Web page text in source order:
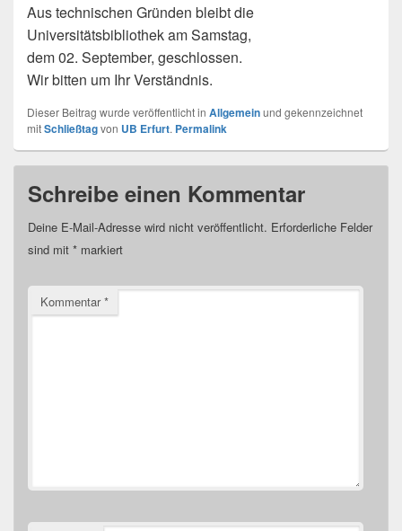
Aus technischen Gründen bleibt die
Universitätsbibliothek am Samstag,
dem 02. September, geschlossen.
Wir bitten um Ihr Verständnis.
Dieser Beitrag wurde veröffentlicht in Allgemeinund gekennzeichnet
mitSchließtagvon UB Erfurt. Permalink
Schreibe einen Kommentar
Deine E-Mail-Adresse wird nicht veröffentlicht. Erforderliche Felder
sind mit * markiert
Kommentar*